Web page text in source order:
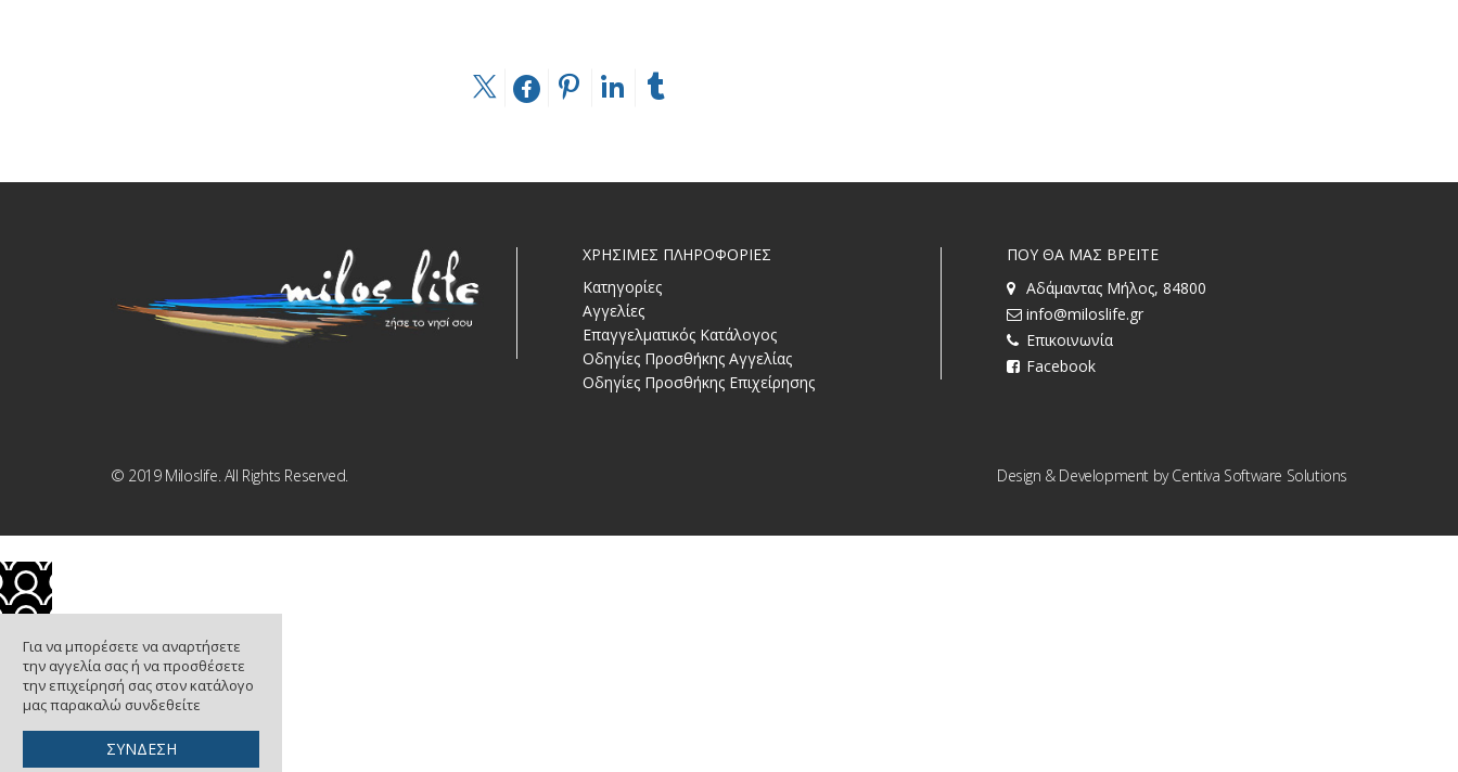
ΧΡΗΣΙΜΕΣ ΠΛΗΡΟΦΟΡΙΕΣ
Κατηγορίες
Αγγελίες
Επαγγελματικός Κατάλογος
Οδηγίες Προσθήκης Αγγελίας
Οδηγίες Προσθήκης Επιχείρησης
ΠΟΥ ΘΑ ΜΑΣ ΒΡΕΙΤΕ
Αδάμαντας Μήλος, 84800
info@miloslife.gr
Επικοινωνία
Facebook
© 2019 Miloslife. All Rights Reserved. Design & Development byCentiva Software Solutions
Για να μπορέσετε να αναρτήσετε
την αγγελία σας ή να προσθέσετε
την επιχείρησή σας στον κατάλογο
μας παρακαλώ συνδεθείτε
ΣΥΝΔΕΣΗ